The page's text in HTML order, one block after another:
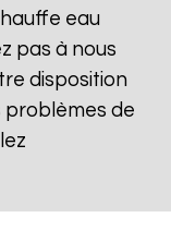
eau
pas à nous
disposition
problèmes de